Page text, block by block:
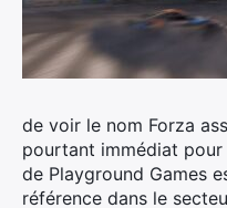
de voir le nom Forza
pourtant immédiat
de Playground Games
référence dans le